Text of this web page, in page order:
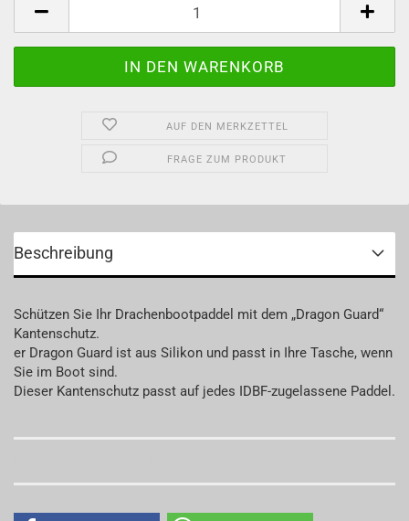
AUF DEN MERKZETTEL
FRAGE ZUM PRODUKT
Beschreibung
Schützen Sie Ihr Drachenbootpaddel mit dem „Dragon Guard“
Kantenschutz.
er Dragon Guard ist aus Silikon und passt in Ihre Tasche, wenn
Sie im Boot sind.
Dieser Kantenschutz passt auf jedes IDBF-zugelassene Paddel.